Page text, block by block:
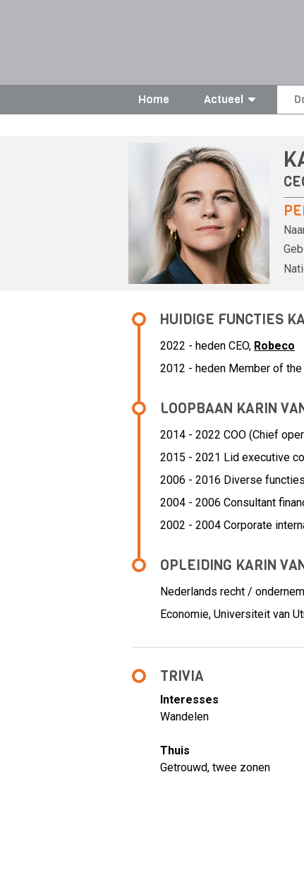
Home Actueel
HUIDIGE FUNCTIES
2022 - heden CEO, Robeco
2012 - heden Member of
LOOPBAAN KARIN
2014 - 2022 COO (Chief
2015 - 2021 Lid executive
2006 - 2016 Diverse
2004 - 2006 Consultant
2002 - 2004 Corporate
OPLEIDING KARIN
Nederlands recht /
Economie, Universiteit van
TRIVIA
Interesses
Wandelen
Thuis
Getrouwd, twee zonen